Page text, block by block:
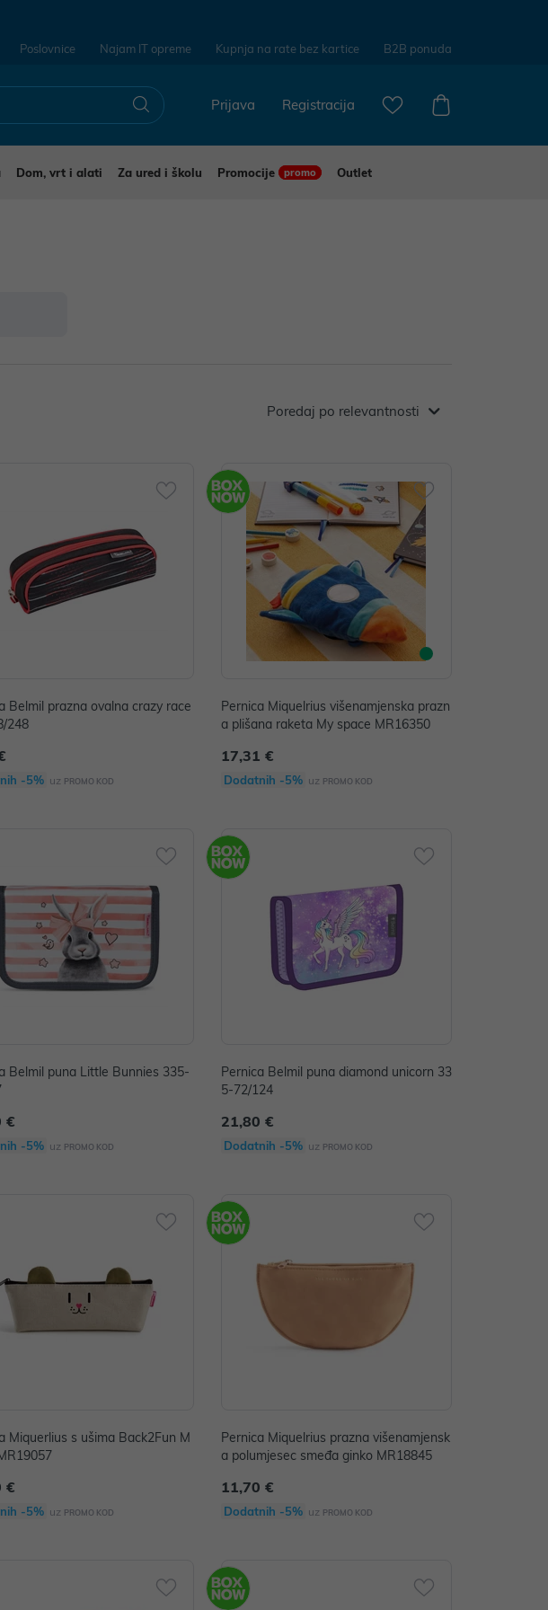
Poslovnice Najam IT opreme Kupnja na rate bez kartice B2B ponuda
Registracija
Prijava
Dom, vrt i alati Za ured i školu Promocije promo
Outlet
Poredaj po relevantnosti
Belmil prazna ovalna crazy race
248
-5% uz PROMO KOD
Pernica Miquelrius višenamjenska prazn
a plišana raketa My space MR16350
17,31 €
Dodatnih -5% uz PROMO KOD
Belmil puna Little Bunnies 335-
€
-5% uz PROMO KOD
Pernica Belmil puna diamond unicorn 33
5-72/124
21,80 €
Dodatnih -5% uz PROMO KOD
Miquerlius s ušima Back2Fun M
€
-5% uz PROMO KOD
Pernica Miquelrius prazna višenamjensk
a polumjesec smeđa ginko MR18845
11,70 €
Dodatnih -5% uz PROMO KOD